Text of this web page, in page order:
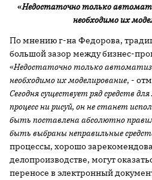
«Недостаточно только
необходимо их
По мнению г-на Федорова,
большой зазор между бизнес-
«Недостаточно только
необходимо их моделирование, -
Сегодня существует ряд средств
процесс ни рисуй, он не станет
быть поставлена абсолютно
быть выбраны неправильные
процессы, хорошо
делопроизводстве, могут
переносе в электронный